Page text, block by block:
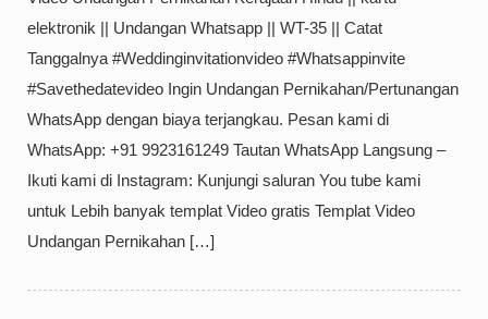
elektronik || Undangan Whatsapp || WT-35 || Catat
Tanggalnya #Weddinginvitationvideo #Whatsappinvite
#Savethedatevideo Ingin Undangan Pernikahan/Pertunangan
WhatsApp dengan biaya terjangkau. Pesan kami di
WhatsApp: +91 9923161249 Tautan WhatsApp Langsung –
Ikuti kami di Instagram: Kunjungi saluran You tube kami
untuk Lebih banyak templat Video gratis Templat Video
Undangan Pernikahan […]